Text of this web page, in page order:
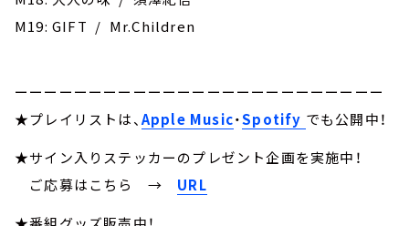
M19: GIFT / Mr.Children
ーーーーーーーーーーーーーーーーーーーーーーーーー
★プレイリストは、Apple Music・Spotify でも公開中！
★サイン入りステッカーのプレゼント企画を実施中！
ご応募はこちら →
URL